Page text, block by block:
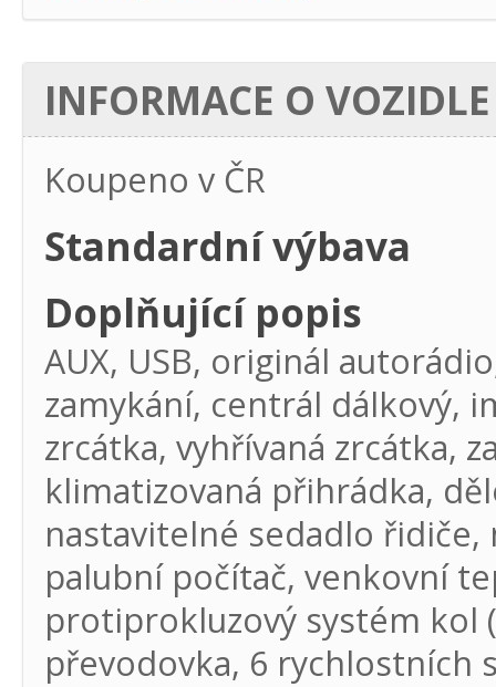
INFORMACE O VOZIDLE
Koupeno v ČR
Standardní výbava
Doplňující popis
AUX, USB, originál
zamykání, centrál dálkový,
zrcátka, vyhřívaná zrcátka,
klimatizovaná přihrádka,
nastavitelné sedadlo
palubní počítač, venkovní
protiprokluzový systém kol
převodovka, 6 rychlostních